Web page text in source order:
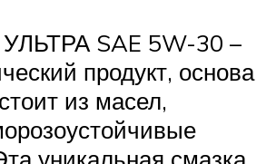
SAE 5W-30 –
продукт, основа
из масел,